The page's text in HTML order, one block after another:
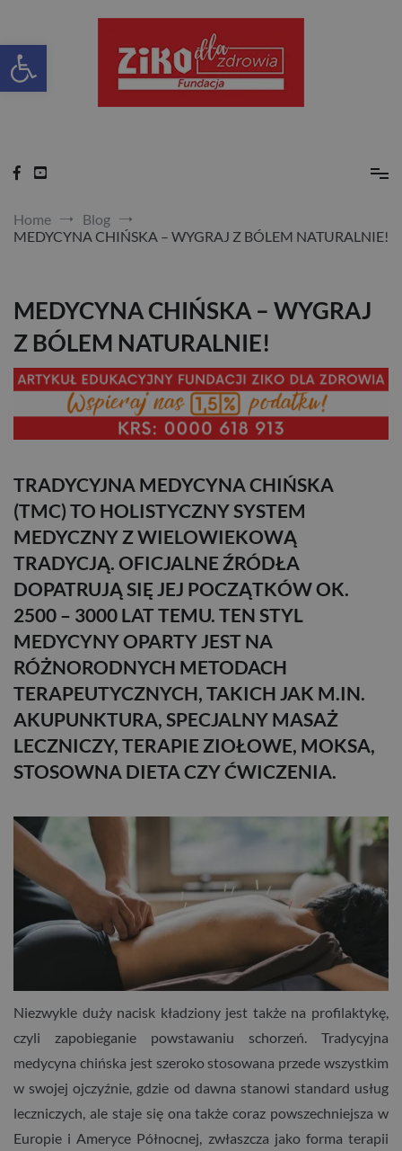
content
Home
Blog
MEDYCYNA CHIŃSKA – WYGRAJ Z BÓLEM NATURALNIE!
MEDYCYNA CHIŃSKA – WYGRAJ
Z BÓLEM NATURALNIE!
TRADYCYJNA MEDYCYNA CHIŃSKA
(TMC) TO HOLISTYCZNY SYSTEM
MEDYCZNY Z WIELOWIEKOWĄ
TRADYCJĄ. OFICJALNE ŹRÓDŁA
DOPATRUJĄ SIĘ JEJ POCZĄTKÓW OK.
2500 – 3000 LAT TEMU. TEN STYL
MEDYCYNY OPARTY JEST NA
RÓŻNORODNYCH METODACH
TERAPEUTYCZNYCH, TAKICH JAK M.IN.
AKUPUNKTURA, SPECJALNY MASAŻ
LECZNICZY, TERAPIE ZIOŁOWE, MOKSA,
STOSOWNA DIETA CZY ĆWICZENIA.
Niezwykle duży nacisk kładziony jest także na profilaktykę,
czyli zapobieganie powstawaniu schorzeń. Tradycyjna
medycyna chińska jest szeroko stosowana przede wszystkim
w swojej ojczyźnie, gdzie od dawna stanowi standard usług
leczniczych, ale staje się ona także coraz powszechniejsza w
Europie i Ameryce Północnej, zwłaszcza jako forma terapii
Otwórz pasek narzędzi